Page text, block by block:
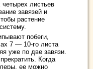
листьев
завязей и
растение
побеги,
7 — 10-го листа
уже по две завязи.
Когда
ее можно